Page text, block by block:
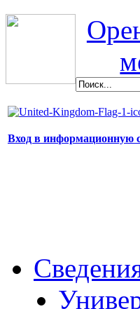
Вход в информационную